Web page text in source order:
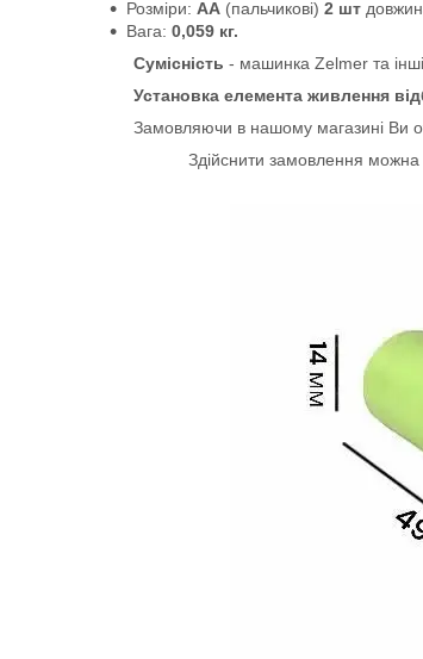
Розміри: АА (пальчикові) 2 шт
Вага: 0,059 кг.
Сумісність - машинка Zelmer та інші
Установка елемента живлення
Замовляючи в нашому магазині Ви
Здійснити замовлення